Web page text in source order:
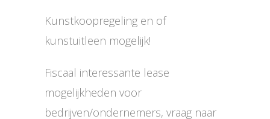
Kunstkoopregeling en of
kunstuitleen mogelijk!
Fiscaal interessante lease
mogelijkheden voor
bedrijven/ondernemers, vraag naar